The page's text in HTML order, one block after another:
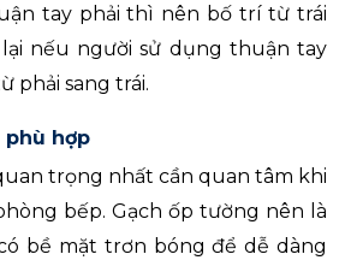
tay phải thì nên bố trí từ trái
lại nếu người sử dụng thuận tay
phải sang trái.
phù hợp
trọng nhất cần quan tâm khi
bếp. Gạch ốp tường nên là
bề mặt trơn bóng để dễ dàng